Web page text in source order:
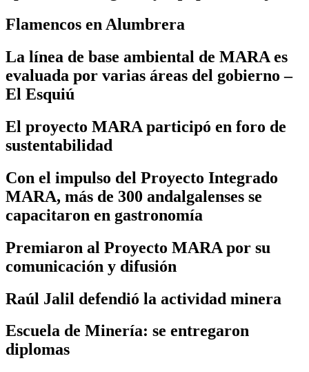
Flamencos en Alumbrera
La línea de base ambiental de MARA es
evaluada por varias áreas del gobierno –
El Esquiú
El proyecto MARA participó en foro de
sustentabilidad
Con el impulso del Proyecto Integrado
MARA, más de 300 andalgalenses se
capacitaron en gastronomía
Premiaron al Proyecto MARA por su
comunicación y difusión
Raúl Jalil defendió la actividad minera
Escuela de Minería: se entregaron
diplomas